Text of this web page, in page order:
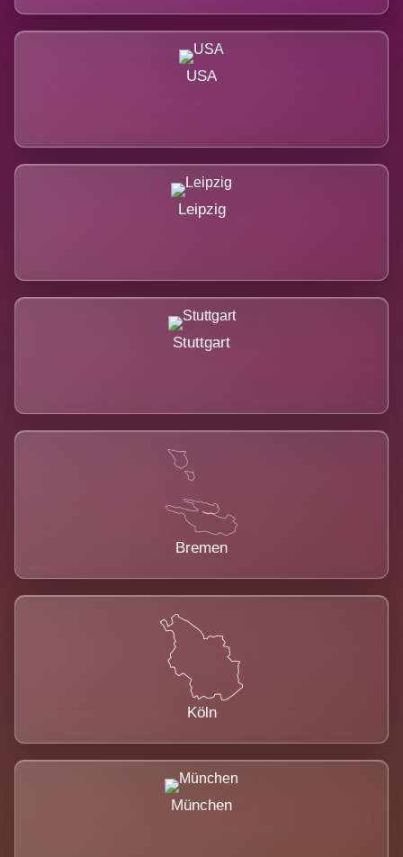
USA
Leipzig
Stuttgart
Bremen
Köln
München